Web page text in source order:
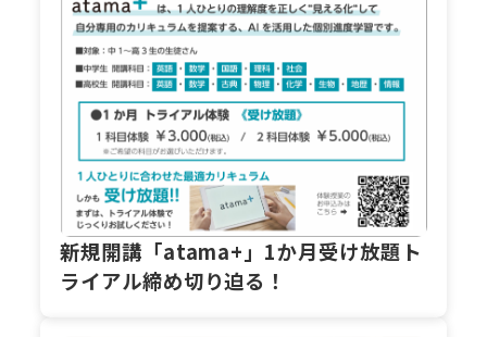
新規開講「atama+」1か月受け放題ト
ライアル締め切り迫る！